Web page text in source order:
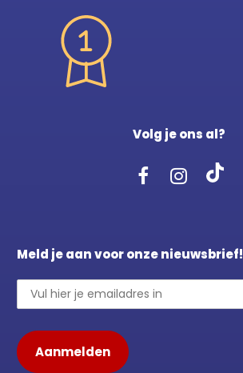
Volg je ons al?
Meld je aan voor onze nieuwsbrief!